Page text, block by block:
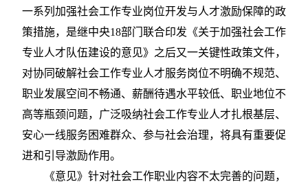
一系列加强社会工作专业岗位开发与人才激励保障的政
策措施，是继中央18部门联合印发《关于加强社会工作
专业人才队伍建设的意见》之后又一关键性政策文件，
对协同破解社会工作专业人才服务岗位不明确不规范、
职业发展空间不畅通、薪酬待遇水平较低、职业地位不
高等瓶颈问题，广泛吸纳社会工作专业人才扎根基层、
安心一线服务困难群众、参与社会治理，将具有重要促
进和引导激励作用。
《意见》针对社会工作职业内容不太完善的问题，